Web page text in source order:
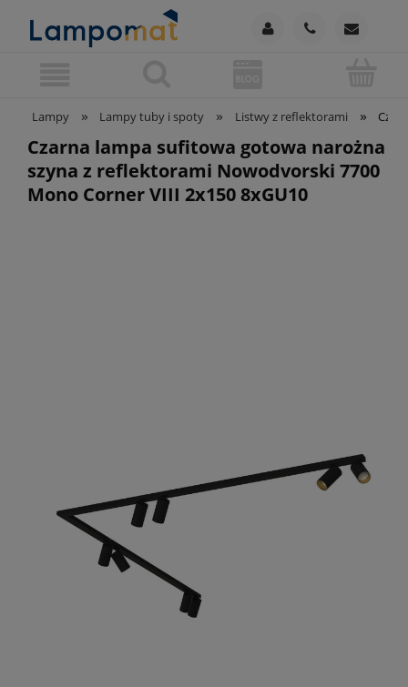
Lampy » Lampy tuby i spoty » Listwy z reflektorami »
Czarna lampa sufitowa gotowa narożna
szyna z reflektorami Nowodvorski 7700
Mono Corner VIII 2x150 8xGU10